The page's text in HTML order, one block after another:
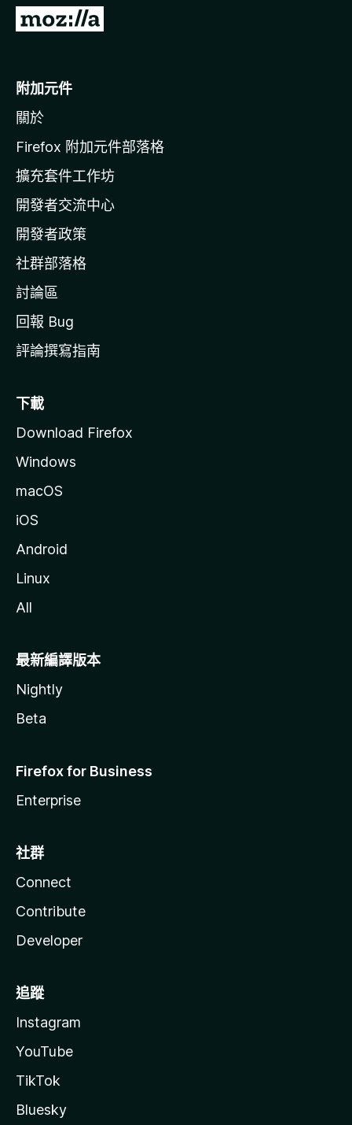
前
o
i
l
a
官
網
附加元件
關於
Firefox 附加元件部落格
擴充套件工作坊
開發者交流中心
開發者政策
社群部落格
討論區
回報 Bug
評論撰寫指南
下載
Download Firefox
Windows
macOS
iOS
Android
Linux
All
最新編譯版本
Nightly
Beta
Firefox for Business
Enterprise
社群
Connect
Contribute
Developer
追蹤
Instagram
YouTube
TikTok
Bluesky